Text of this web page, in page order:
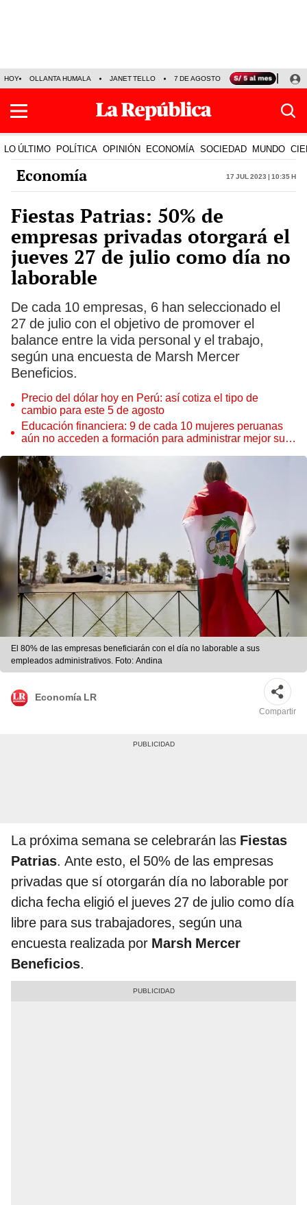
HOY OLLANTA HUMALA JANET TELLO 7 DE AGOSTO TINKA RESULTADOS
LO ÚLTIMO POLÍTICA OPINIÓN ECONOMÍA SOCIEDAD MUNDO
Economía 17 Jul 2023 | 10:35 h
Fiestas Patrias: 50% de
empresas privadas otorgará el
jueves 27 de julio como día no
laborable
De cada 10 empresas, 6 han seleccionado el
27 de julio con el objetivo de promover el
balance entre la vida personal y el trabajo,
según una encuesta de Marsh Mercer
Beneficios.
Precio del dólar hoy en Perú: así cotiza el tipo de
cambio para este 5 de agosto
Educación financiera: 9 de cada 10 mujeres peruanas
aún no acceden a formación para administrar mejor su
El 80% de las empresas beneficiarán con el día no laborable a sus
empleados administrativos. Foto: Andina
Economía LR
Compartir
La próxima semana se celebrarán las Fiestas
Patrias. Ante esto, el 50% de las empresas
privadas que sí otorgarán día no laborable por
dicha fecha eligió el jueves 27 de julio como día
libre para sus trabajadores, según una
encuesta realizada por Marsh Mercer
Beneficios.